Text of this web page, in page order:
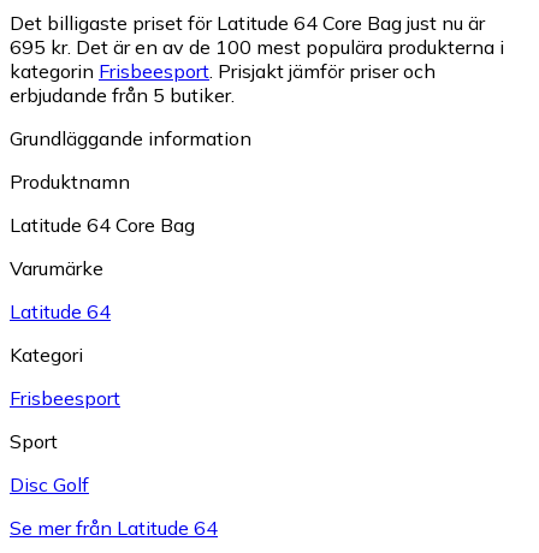
Det billigaste priset för Latitude 64 Core Bag just nu är
695 kr. Det är en av de 100 mest populära produkterna i
kategorin Frisbeesport. Prisjakt jämför priser och
erbjudande från 5 butiker.
Grundläggande information
Produktnamn
Latitude 64 Core Bag
Varumärke
Latitude 64
Kategori
Frisbeesport
Sport
Disc Golf
Se mer från Latitude 64